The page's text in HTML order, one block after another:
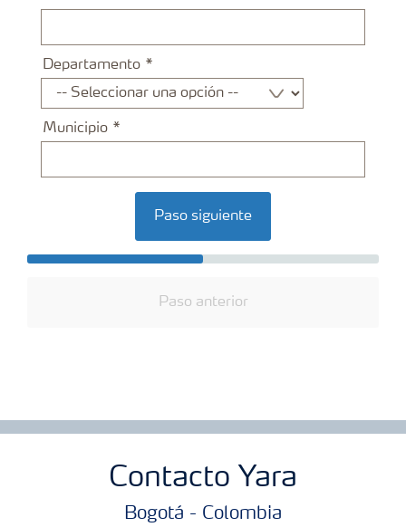
Departamento
Municipio
Paso anterior
Paso siguiente
Contacto Yara
Bogotá - Colombia